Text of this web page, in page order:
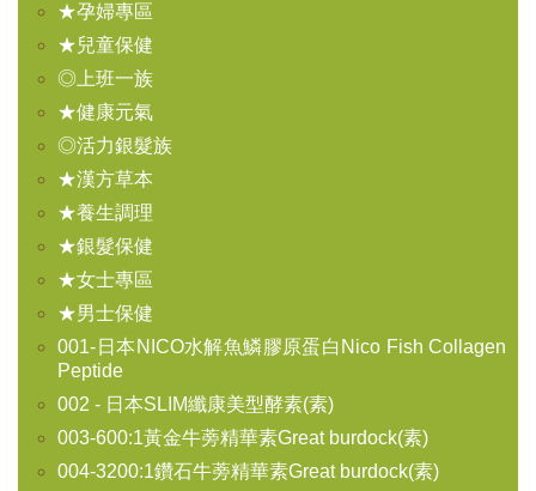
★孕婦專區
★兒童保健
◎上班一族
★健康元氣
◎活力銀髮族
★漢方草本
★養生調理
★銀髮保健
★女士專區
★男士保健
001-日本NICO水解魚鱗膠原蛋白Nico Fish Collagen
Peptide
002 - 日本SLIM纖康美型酵素(素)
003-600:1黃金牛蒡精華素Great burdock(素)
004-3200:1鑽石牛蒡精華素Great burdock(素)